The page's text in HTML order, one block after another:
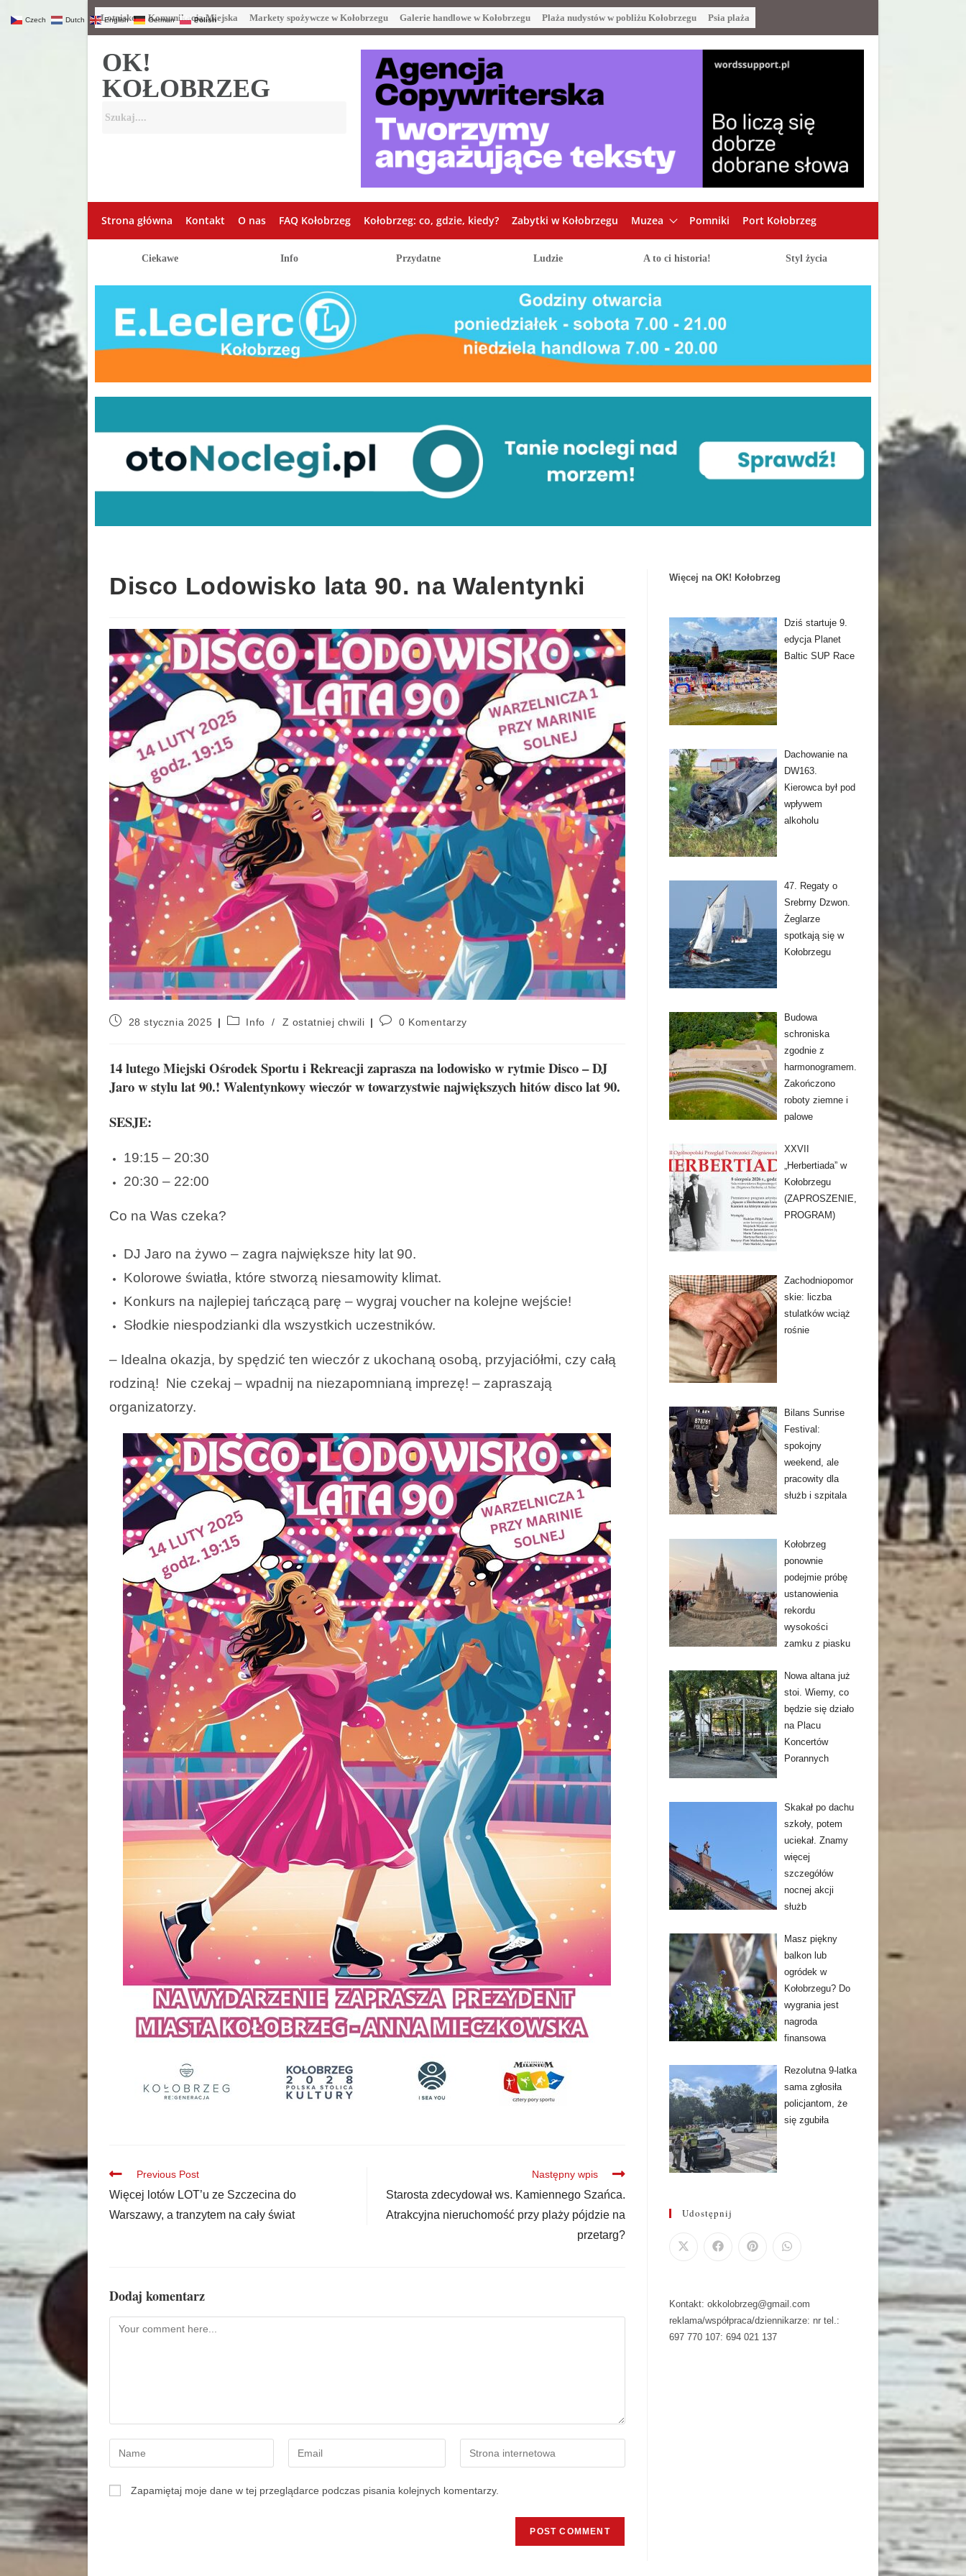
Lotnisko Komunikacja Miejska Markety spożywcze w Kołobrzegu Galerie handlowe w Kołobrzegu Plaża nudystów w pobliżu Kołobrzegu Psia plaża
OK!
KOŁOBRZEG
Strona główna Kontakt O nas FAQ Kołobrzeg Kołobrzeg: co, gdzie, kiedy? Zabytki w Kołobrzegu Muzea Pomniki Port Kołobrzeg
Ciekawe Info Przydatne Ludzie A to ci historia! Styl życia
Disco Lodowisko lata 90. na Walentynki
28 stycznia 2025 Info / Z ostatniej chwili 0 Komentarzy
14 lutego Miejski Ośrodek Sportu i Rekreacji zaprasza na lodowisko w rytmie Disco – DJ
Jaro w stylu lat 90.! Walentynkowy wieczór w towarzystwie największych hitów disco lat 90.
SESJE:
19:15 – 20:30
20:30 – 22:00
Co na Was czeka?
DJ Jaro na żywo – zagra największe hity lat 90.
Kolorowe światła, które stworzą niesamowity klimat.
Konkurs na najlepiej tańczącą parę – wygraj voucher na kolejne wejście!
Słodkie niespodzianki dla wszystkich uczestników.
– Idealna okazja, by spędzić ten wieczór z ukochaną osobą, przyjaciółmi, czy całą
rodziną! Nie czekaj – wpadnij na niezapomnianą imprezę! – zapraszają
organizatorzy.
Previous Post
Więcej lotów LOT’u ze Szczecina do
Warszawy, a tranzytem na cały świat
Następny wpis
Starosta zdecydował ws. Kamiennego Szańca.
Atrakcyjna nieruchomość przy plaży pójdzie na
przetarg?
Dodaj komentarz
Zapamiętaj moje dane w tej przeglądarce podczas pisania kolejnych komentarzy.
Więcej na OK! Kołobrzeg
Dziś startuje 9.
edycja Planet
Baltic SUP Race
Dachowanie na
DW163.
Kierowca był pod
wpływem
alkoholu
47. Regaty o
Srebrny Dzwon.
Żeglarze
spotkają się w
Kołobrzegu
Budowa
schroniska
zgodnie z
harmonogramem.
Zakończono
roboty ziemne i
palowe
XXVII
„Herbertiada” w
Kołobrzegu
(ZAPROSZENIE,
PROGRAM)
Zachodniopomor
skie: liczba
stulatków wciąż
rośnie
Bilans Sunrise
Festival:
spokojny
weekend, ale
pracowity dla
służb i szpitala
Kołobrzeg
ponownie
podejmie próbę
ustanowienia
rekordu
wysokości
zamku z piasku
Nowa altana już
stoi. Wiemy, co
będzie się działo
na Placu
Koncertów
Porannych
Skakał po dachu
szkoły, potem
uciekał. Znamy
więcej
szczegółów
nocnej akcji
służb
Masz piękny
balkon lub
ogródek w
Kołobrzegu? Do
wygrania jest
nagroda
finansowa
Rezolutna 9-latka
sama zgłosiła
policjantom, że
się zgubiła
Udostępnij
Kontakt: okkolobrzeg@gmail.com
reklama/współpraca/dziennikarze: nr tel.:
697 770 107: 694 021 137
Czech Dutch English German Polish